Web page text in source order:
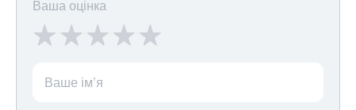
Ваша оцінка
Ваше ім’я